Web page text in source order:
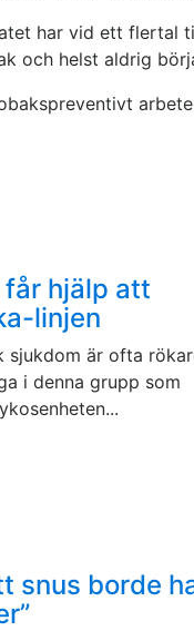
har vid ett flertal
och helst aldrig
hjälp att
linjen
sjukdom är ofta
i denna grupp som
snus borde